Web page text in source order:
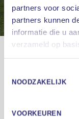
partners voor
partners kunnen
informatie die u
verzameld op
NOODZAKELIJK
VOORKEUREN
Waar
Meer
specialismen